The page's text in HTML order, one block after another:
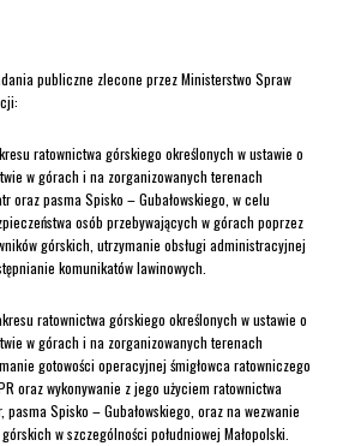
publiczne zlecone przez Ministerstwo Spraw
ratownictwa górskiego określonych w ustawie o
w górach i na zorganizowanych terenach
oraz pasma Spisko – Gubałowskiego, w celu
osób przebywających w górach poprzez
górskich, utrzymanie obsługi administracyjnej
komunikatów lawinowych.
ratownictwa górskiego określonych w ustawie o
w górach i na zorganizowanych terenach
gotowości operacyjnej śmigłowca ratowniczego
oraz wykonywanie z jego użyciem ratownictwa
Spisko – Gubałowskiego, oraz na wezwanie
w szczególności południowej Małopolski.